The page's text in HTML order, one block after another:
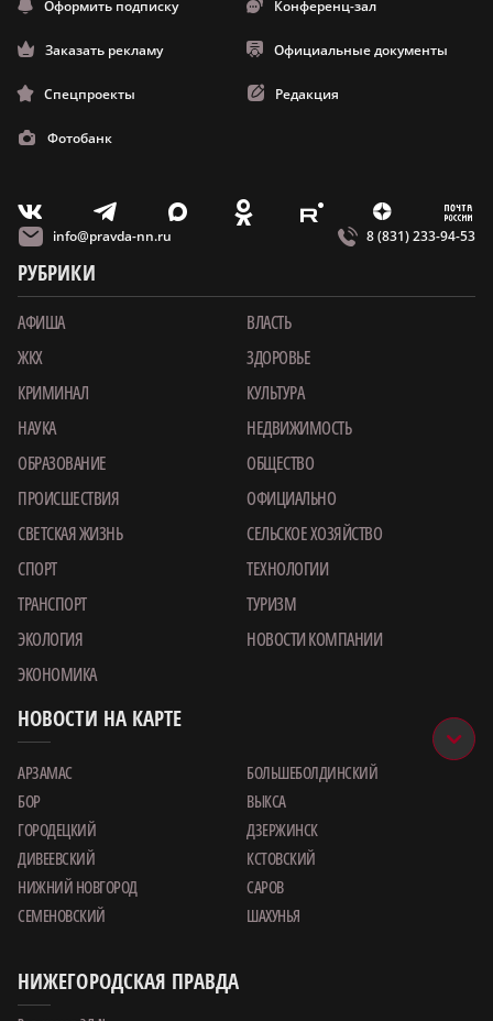
Оформить подписку Конференц-зал
Заказать рекламу Официальные документы
Спецпроекты Редакция
Фотобанк
V T X O E Z m
info@pravda-nn.ru 8 (831) 233-94-53
РУБРИКИ
АФИША
ВЛАСТЬ
ЖКХ
ЗДОРОВЬЕ
КРИМИНАЛ
КУЛЬТУРА
НАУКА
НЕДВИЖИМОСТЬ
ОБРАЗОВАНИЕ
ОБЩЕСТВО
ПРОИСШЕСТВИЯ
ОФИЦИАЛЬНО
СВЕТСКАЯ ЖИЗНЬ
СЕЛЬСКОЕ ХОЗЯЙСТВО
СПОРТ
ТЕХНОЛОГИИ
ТРАНСПОРТ
ТУРИЗМ
ЭКОЛОГИЯ
НОВОСТИ КОМПАНИИ
ЭКОНОМИКА
НОВОСТИ НА КАРТЕ
АРЗАМАС
БОЛЬШЕБОЛДИНСКИЙ
БОР
ВЫКСА
ГОРОДЕЦКИЙ
ДЗЕРЖИНСК
ДИВЕЕВСКИЙ
КСТОВСКИЙ
НИЖНИЙ НОВГОРОД
САРОВ
СЕМЕНОВСКИЙ
ШАХУНЬЯ
НИЖЕГОРОДСКАЯ ПРАВДА